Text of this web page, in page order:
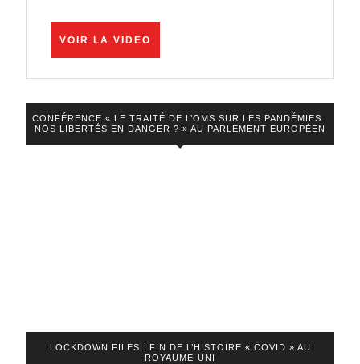
direct
sur
LCI
VOIR LA VIDEO
CONFÉRENCE « LE TRAITÉ DE L’OMS SUR LES PANDÉMIES :
NOS LIBERTÉS EN DANGER ? » AU PARLEMENT EUROPÉEN
LOCKDOWN FILES : FIN DE L’HISTOIRE « COVID » AU
ROYAUME-UNI